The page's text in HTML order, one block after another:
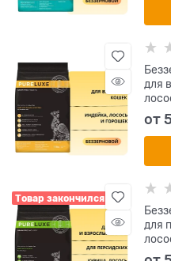
для
от
Товар закончился
для